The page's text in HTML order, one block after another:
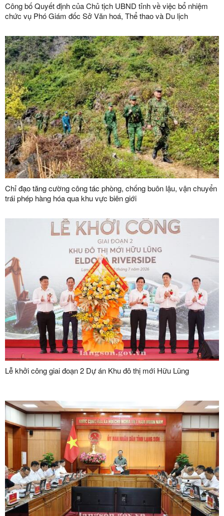
Công bố Quyết định của Chủ tịch UBND tỉnh về việc bổ nhiệm
chức vụ Phó Giám đốc Sở Văn hoá, Thể thao và Du lịch
Chỉ đạo tăng cường công tác phòng, chống buôn lậu, vận chuyển
trái phép hàng hóa qua khu vực biên giới
Lễ khởi công giai đoạn 2 Dự án Khu đô thị mới Hữu Lũng